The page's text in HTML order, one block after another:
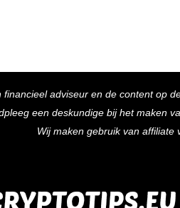
financieel adviseur en de content op
een deskundige bij het maken
Wij maken gebruik van